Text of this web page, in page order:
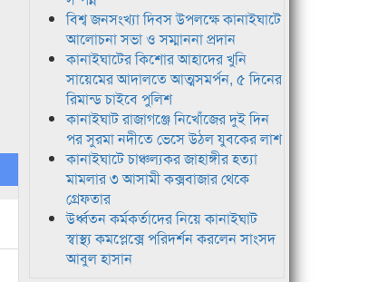
বিশ্ব জনসংখ্যা দিবস উপলক্ষে কানাইঘাটে
আলোচনা সভা ও সম্মাননা প্রদান
কানাইঘাটের কিশোর আহাদের খুনি
সায়েমের আদালতে আত্মসমর্পন, ৫ দিনের
রিমান্ড চাইবে পুলিশ
কানাইঘাট রাজাগঞ্জে নিখোঁজের দুই দিন
পর সুরমা নদীতে ভেসে উঠল যুবকের লাশ
কানাইঘাটে চাঞ্চল্যকর জাহাঙ্গীর হত্যা
মামলার ৩ আসামী কক্সবাজার থেকে
গ্রেফতার
উর্ধ্বতন কর্মকর্তাদের নিয়ে কানাইঘাট
স্বাস্থ্য কমপ্লেক্সে পরিদর্শন করলেন সাংসদ
আবুল হাসান